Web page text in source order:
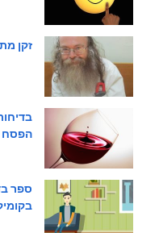
זקן
הפסח
ספר